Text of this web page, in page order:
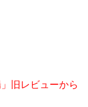
旧レビューから